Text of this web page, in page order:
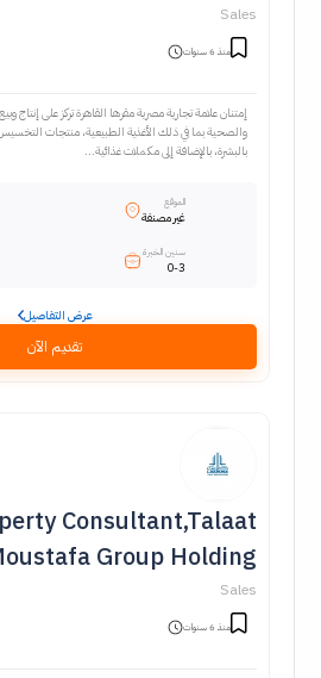
Sales
منذ 6 سنوات
إمتنان علامة تجارية مصرية مقرها القاهرة تركز على إنتاج
والصحية بما في ذلك الأغذية الطبيعية، منتجات التخسيس
بالبشرة، بالإضافة إلى مكملات غذائية...
الموقع
غير مصنفة
سنين الخبرة
0-3
عرض التفاصيل
تقديم الآن
Consultant,Talaat
Group Holding
Sales
منذ 6 سنوات